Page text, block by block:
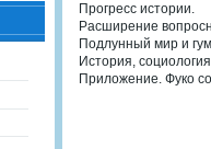
Прогресс истории.
Расширение
Подлунный мир и
История,
Приложение. Фуко